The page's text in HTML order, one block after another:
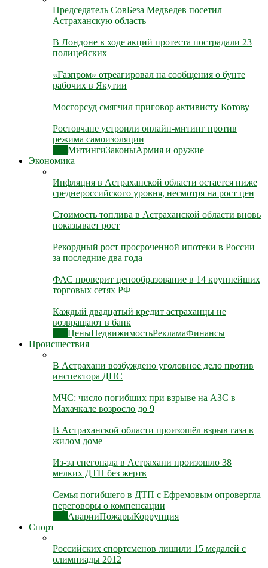
Председатель СовБеза Медведев посетил
Астраханскую область
В Лондоне в ходе акций протеста пострадали 23
полицейских
«Газпром» отреагировал на сообщения о бунте
рабочих в Якутии
Мосгорсуд смягчил приговор активисту Котову
Ростовчане устроили онлайн-митинг против
режима самоизоляции
МитингиЗаконыАрмия и оружие
Экономика
Инфляция в Астраханской области остается ниже
среднероссийского уровня, несмотря на рост цен
Стоимость топлива в Астраханской области вновь
показывает рост
Рекордный рост просроченной ипотеки в России
за последние два года
ФАС проверит ценообразование в 14 крупнейших
торговых сетях РФ
Каждый двадцатый кредит астраханцы не
возвращают в банк
ЦеныНедвижимостьРекламаФинансы
Происшествия
В Астрахани возбуждено уголовное дело против
инспектора ДПС
МЧС: число погибших при взрыве на АЗС в
Махачкале возросло до 9
В Астраханской области произошёл взрыв газа в
жилом доме
Из-за снегопада в Астрахани произошло 38
мелких ДТП без жертв
Семья погибшего в ДТП с Ефремовым опровергла
переговоры о компенсации
АварииПожарыКоррупция
Спорт
Российских спортсменов лишили 15 медалей с
олимпиады 2012